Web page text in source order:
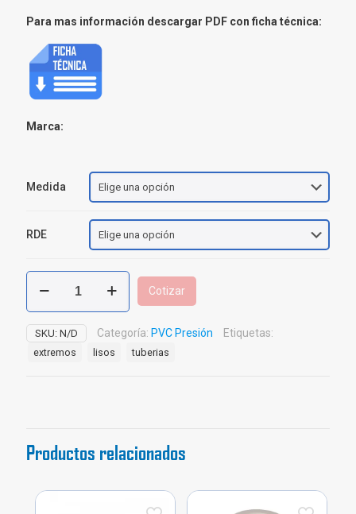
Para mas información descargar PDF con ficha técnica:
Marca:
Medida
RDE
Tubería
PVC
Presión
Pavco
cantidad
Cotizar
SKU: N/D Categoría: PVC Presión Etiquetas:
extremos lisos tuberias
Productos relacionados